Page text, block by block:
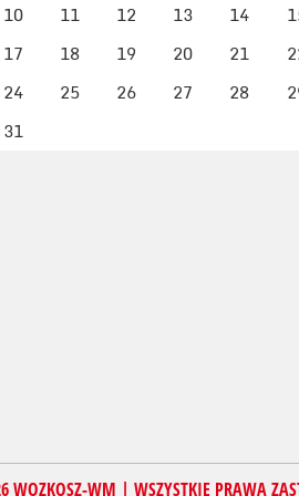
10 11 12 13 14
17
18 19 20 21
24
25 26 27 28
31
WOZKOSZ-WM | WSZYSTKIE PRAWA